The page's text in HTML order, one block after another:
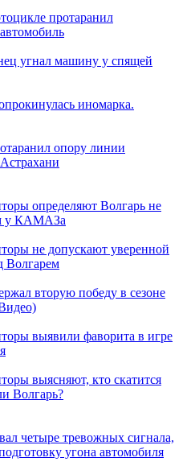
протаранил
угнал машину у спящей
иномарка.
опору линии
определяют Волгарь не
у КАМАЗа
не допускают уверенной
Волгарем
вторую победу в сезоне
выявили фаворита в игре
выясняют, кто скатится
Волгарь?
четыре тревожных сигнала,
угона автомобиля